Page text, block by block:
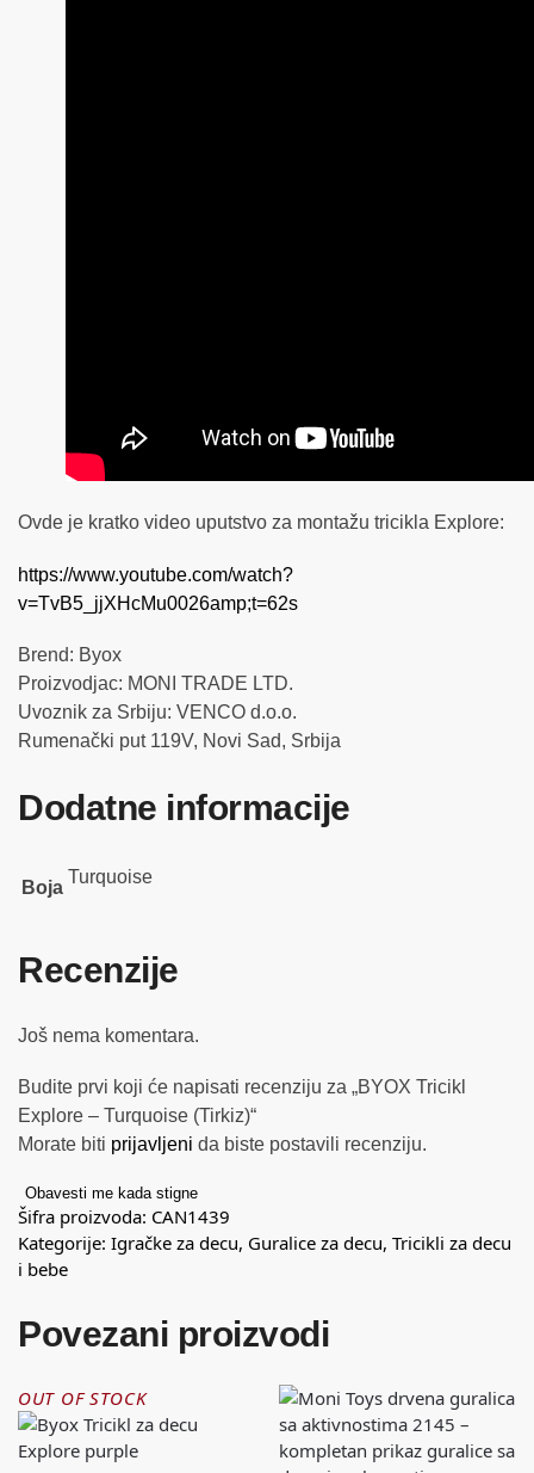
Ovde je kratko video uputstvo za montažu tricikla Explore:
https://www.youtube.com/watch?
v=TvB5_jjXHcMu0026amp;t=62s
Brend: Byox
Proizvodjac: MONI TRADE LTD.
Uvoznik za Srbiju: VENCO d.o.o.
Rumenački put 119V, Novi Sad, Srbija
Dodatne informacije
Boja
Turquoise
Recenzije
Još nema komentara.
Budite prvi koji će napisati recenziju za „BYOX Tricikl
Explore – Turquoise (Tirkiz)“
Morate biti prijavljeni da biste postavili recenziju.
Obavesti me kada stigne
Šifra proizvoda: CAN1439
Kategorije: Igračke za decu, Guralice za decu, Tricikli za decu
i bebe
Povezani proizvodi
OUT OF STOCK